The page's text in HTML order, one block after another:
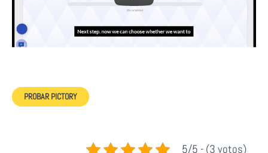
PROBAR PICTORY
5/5 - (3 votos)